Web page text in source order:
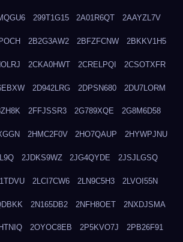
299T1G15 2A01R6QT 2AAYZL7V
2B2G3AW2 2BFZFCNW 2BKKV1H5
2CKA0HWT 2CRELPQI 2CSOTXFR
2D942LRG 2DPSN680 2DU7LORM
2FFJSSR3 2G789XQE 2G8M6D58
2HMC2F0V 2HO7QAUP 2HYWPJNU
2JDKS9WZ 2JG4QYDE 2JSJLGSQ
2LCI7CW6 2LN9C5H3 2LVOI55N
2N165DB2 2NFH8OET 2NXDJSMA
2OYOC8EB 2P5KVO7J 2PB26F91